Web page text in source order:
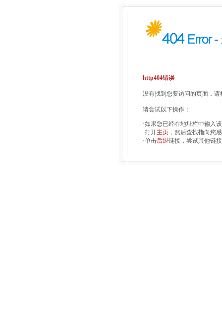
http404错误
没有找到您要访问的页面，
请尝试以下操作：
·如果您已经在地址栏中输入
·打开主页 ，然后查找指向您
·单击后退链接，尝试其他链